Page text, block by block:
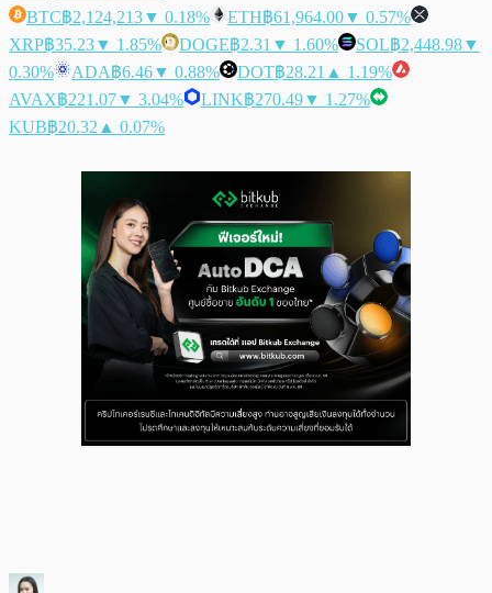
BTC฿2,124,213▼ 0.18% ETH฿61,964.00▼ 0.57%
XRP฿35.23▼ 1.85% DOGE฿2.31 ▼ 1.60% SOL฿2,448.98▼
0.30%
ADA฿6.46▼ 0.88% DOT฿28.21 ▲ 1.19%
AVAX฿221.07▼ 3.04% LINK฿270.49▼ 1.27%
KUB฿20.32 ▲ 0.07%